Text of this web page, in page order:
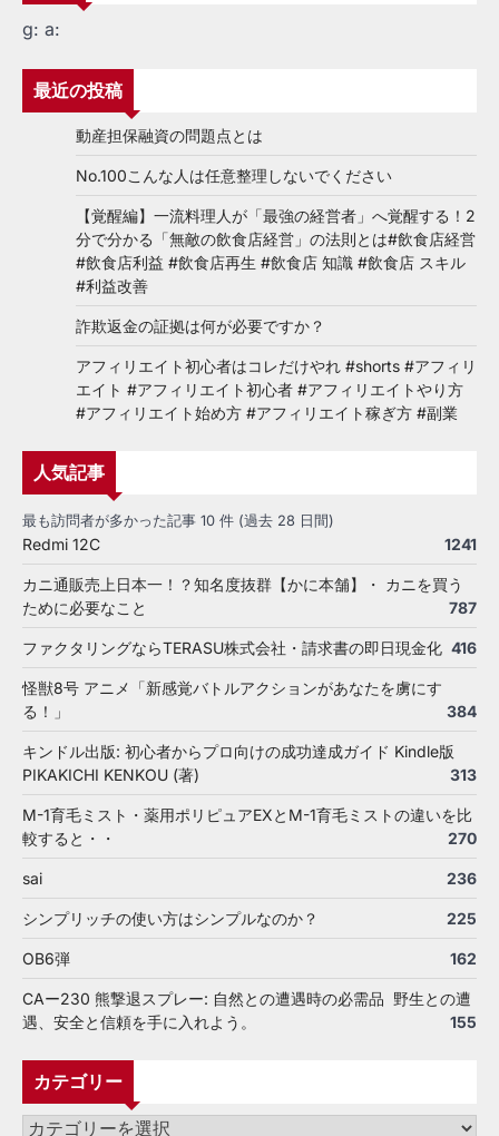
g: a:
最近の投稿
動産担保融資の問題点とは
No.100こんな人は任意整理しないでください
【覚醒編】一流料理人が「最強の経営者」へ覚醒する！2
分で分かる「無敵の飲食店経営」の法則とは#飲食店経営
#飲食店利益 #飲食店再生 #飲食店 知識 #飲食店 スキル
#利益改善
詐欺返金の証拠は何が必要ですか？
アフィリエイト初心者はコレだけやれ #shorts #アフィリ
エイト #アフィリエイト初心者 #アフィリエイトやり方
#アフィリエイト始め方 #アフィリエイト稼ぎ方 #副業
人気記事
最も訪問者が多かった記事 10 件 (過去 28 日間)
Redmi 12C 1241
カニ通販売上日本一！？知名度抜群【かに本舗】・ カニを買う
ために必要なこと
787
ファクタリングならTERASU株式会社・請求書の即日現金化 416
怪獣8号 アニメ「新感覚バトルアクションがあなたを虜にす
る！」
384
キンドル出版: 初心者からプロ向けの成功達成ガイド Kindle版
PIKAKICHI KENKOU (著)
313
M-1育毛ミスト・薬用ポリピュアEXとM-1育毛ミストの違いを比
較すると・・
270
sai 236
シンプリッチの使い方はシンプルなのか？ 225
OB6弾 162
CAー230 熊撃退スプレー: 自然との遭遇時の必需品 野生との遭
遇、安全と信頼を手に入れよう。
155
カテゴリー
カ